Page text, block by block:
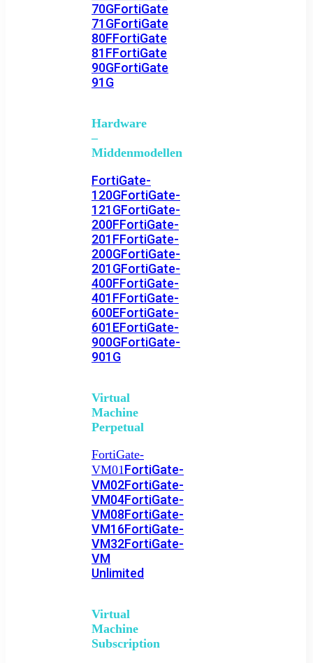
70GFortiGate
71GFortiGate
80FFortiGate
81FFortiGate
90GFortiGate
91G
Hardware
–
Middenmodellen
FortiGate-
120GFortiGate-
121GFortiGate-
200FFortiGate-
201FFortiGate-
200GFortiGate-
201GFortiGate-
400FFortiGate-
401FFortiGate-
600EFortiGate-
601EFortiGate-
900GFortiGate-
901G
Virtual
Machine
Perpetual
FortiGate-
VM01FortiGate-
VM02FortiGate-
VM04FortiGate-
VM08FortiGate-
VM16FortiGate-
VM32FortiGate-
VM
Unlimited
Virtual
Machine
Subscription